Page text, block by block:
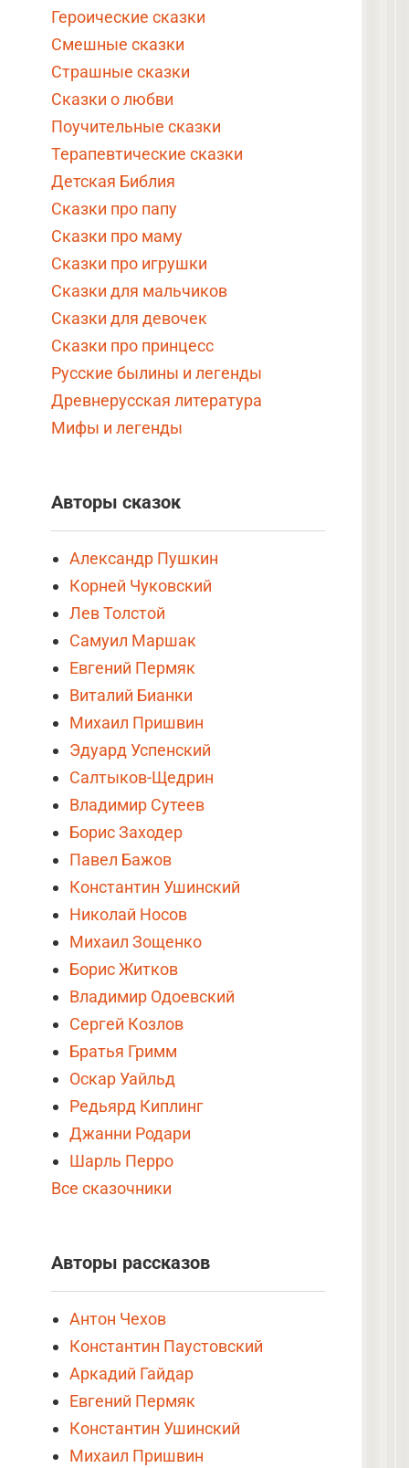
Героические сказки
Смешные сказки
Страшные сказки
Сказки о любви
Поучительные сказки
Терапевтические сказки
Детская Библия
Сказки про папу
Сказки про маму
Сказки про игрушки
Сказки для мальчиков
Сказки для девочек
Сказки про принцесс
Русские былины и легенды
Древнерусская литература
Мифы и легенды
Авторы сказок
Александр Пушкин
Корней Чуковский
Лев Толстой
Самуил Маршак
Евгений Пермяк
Виталий Бианки
Михаил Пришвин
Эдуард Успенский
Салтыков-Щедрин
Владимир Сутеев
Борис Заходер
Павел Бажов
Константин Ушинский
Николай Носов
Михаил Зощенко
Борис Житков
Владимир Одоевский
Сергей Козлов
Братья Гримм
Оскар Уайльд
Редьярд Киплинг
Джанни Родари
Шарль Перро
Все сказочники
Авторы рассказов
Антон Чехов
Константин Паустовский
Аркадий Гайдар
Евгений Пермяк
Константин Ушинский
Михаил Пришвин